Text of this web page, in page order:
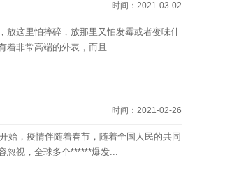
时间：2021-03-02
这里怕摔碎，放那里又怕发霉或者变味什
着非常高端的外表，而且...
时间：2021-02-26
，疫情伴随着春节，随着全国人民的共同
忽视，全球多个******爆发...